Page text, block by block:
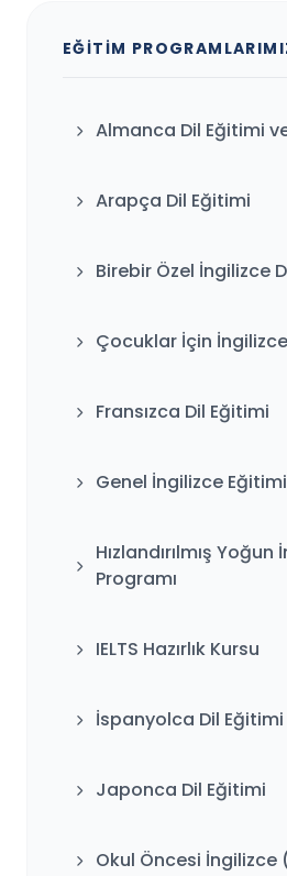
EĞITIM
Almanca Dil Eğitimi
Arapça Dil Eğitimi
Birebir Özel İngilizce
Çocuklar İçin
Fransızca Dil Eğitimi
Genel İngilizce Eğitimi
Hızlandırılmış Yoğun
Programı
IELTS Hazırlık Kursu
İspanyolca Dil Eğitimi
Japonca Dil Eğitimi
Okul Öncesi İngilizce